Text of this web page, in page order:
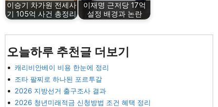
이승기 차가원 전세사
기 105억 사건 총정리
이재명 근저당 17억
설정 배경과 논란
오늘하루 추천글 더보기
캐리비안베이 비용 한눈에 정리
조타 팔찌로 하나된 포르투갈
2026 지방선거 출구조사 결과
2026 청년미래적금 신청방법 조건 혜택 정리